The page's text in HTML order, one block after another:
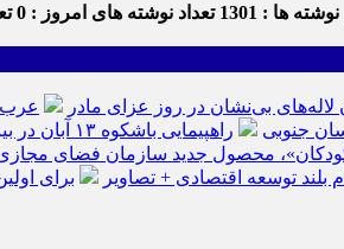
ها : 1301 تعداد نوشته های امروز : 0
لاله‌های بی‌نشان در روز عزای مادر
عرب
راهپیمایی باشکوه ۱۳ آبان در بیرجند؛ «متحد و استوار مقابل استکبار» + تصاویر
محصول جدید سازمان فضای مجازی
بلند توسعه اقتصادی + تصاویر برای